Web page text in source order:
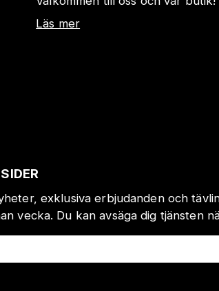
Läs mer
exklusiva erbjudanden och
vecka. Du kan avsäga dig tjänsten